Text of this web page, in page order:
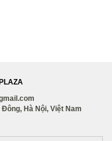
Hà Nội, Việt Nam